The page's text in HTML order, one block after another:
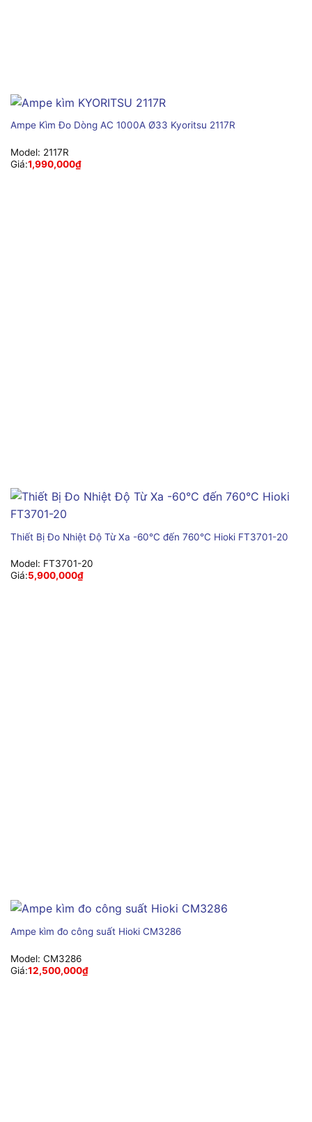
Ampe Kìm Đo Dòng AC 1000A Ø33 Kyoritsu 2117R
Model: 2117R
Giá:1,990,000₫
Thiết Bị Đo Nhiệt Độ Từ Xa -60°C đến 760°C Hioki FT3701-20
Model: FT3701-20
Giá:5,900,000₫
Ampe kìm đo công suất Hioki CM3286
Model: CM3286
Giá:12,500,000₫